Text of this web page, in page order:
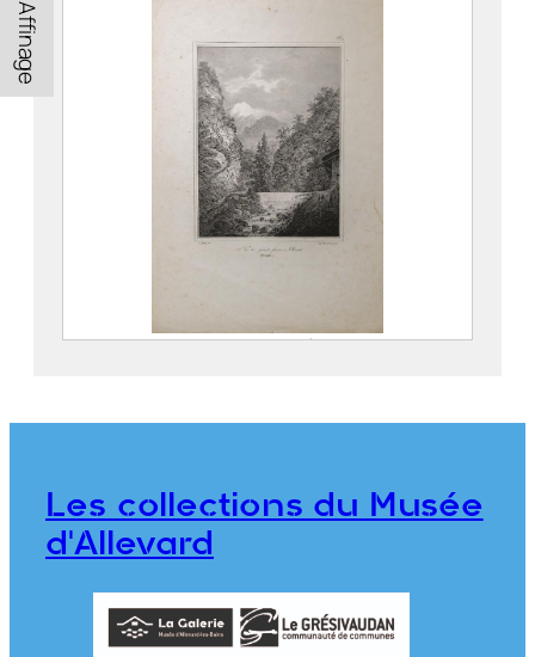
Affinage
2e Vue du grand glacier à Allevard
BLÉRY, Eugène (1805 – 1887)
976.1.51
Les collections du Musée
d'Allevard